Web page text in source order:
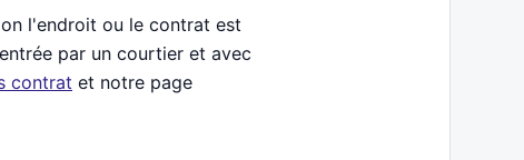
l'endroit ou le contrat est
par un courtier et avec
contrat et notre page